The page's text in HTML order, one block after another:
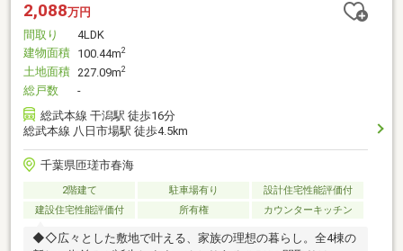
2,088万円
間取り
4LDK
建物面積 100.44m2
土地面積 227.09m2
総戸数
-
総武本線 干潟駅 徒歩16分
総武本線 八日市場駅 徒歩4.5km
千葉県匝瑳市春海
2階建て 駐車場有り
設計住宅性能評価付
建設住宅性能評価付
所有権 カウンターキッチン
◆◇広々とした敷地で叶える、家族の理想の暮らし。全4棟の